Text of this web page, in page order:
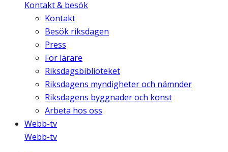
Kontakt & besök
Kontakt
Besök riksdagen
Press
För lärare
Riksdagsbiblioteket
Riksdagens myndigheter och nämnder
Riksdagens byggnader och konst
Arbeta hos oss
Webb-tv
Webb-tv